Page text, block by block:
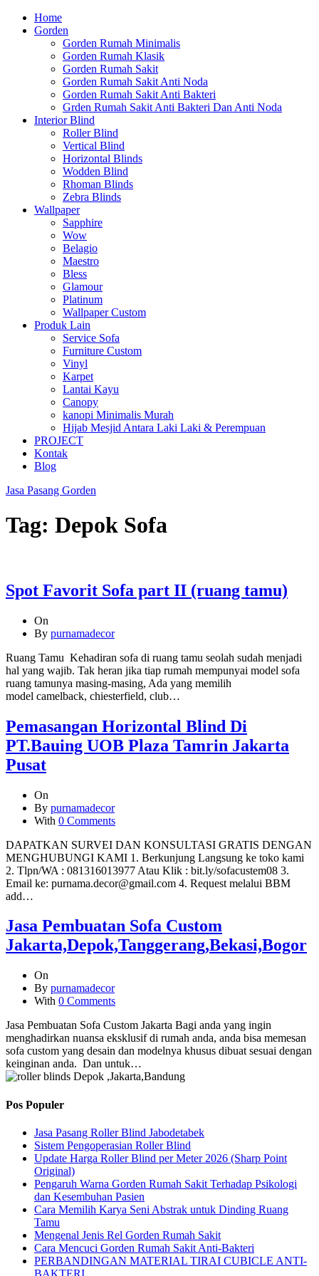
Home
Gorden
Gorden Rumah Minimalis
Gorden Rumah Klasik
Gorden Rumah Sakit
Gorden Rumah Sakit Anti Noda
Gorden Rumah Sakit Anti Bakteri
Grden Rumah Sakit Anti Bakteri Dan Anti Noda
Interior Blind
Roller Blind
Vertical Blind
Horizontal Blinds
Wodden Blind
Rhoman Blinds
Zebra Blinds
Wallpaper
Sapphire
Wow
Belagio
Maestro
Bless
Glamour
Platinum
Wallpaper Custom
Produk Lain
Service Sofa
Furniture Custom
Vinyl
Karpet
Lantai Kayu
Canopy
kanopi Minimalis Murah
Hijab Mesjid Antara Laki Laki & Perempuan
PROJECT
Kontak
Blog
Jasa Pasang Gorden
Tag: Depok Sofa
Spot Favorit Sofa part II (ruang tamu)
On
By purnamadecor
Ruang Tamu Kehadiran sofa di ruang tamu seolah sudah menjadi
hal yang wajib. Tak heran jika tiap rumah mempunyai model sofa
ruang tamunya masing-masing, Ada yang memilih
model camelback, chiesterfield, club…
Pemasangan Horizontal Blind Di
PT.Bauing UOB Plaza Tamrin Jakarta
Pusat
On
By purnamadecor
With 0 Comments
DAPATKAN SURVEI DAN KONSULTASI GRATIS DENGAN
MENGHUBUNGI KAMI 1. Berkunjung Langsung ke toko kami
2. Tlpn/WA : 081316013977 Atau Klik : bit.ly/sofacustem08 3.
Email ke: purnama.decor@gmail.com 4. Request melalui BBM
add…
Jasa Pembuatan Sofa Custom
Jakarta,Depok,Tanggerang,Bekasi,Bogor
On
By purnamadecor
With 0 Comments
Jasa Pembuatan Sofa Custom Jakarta Bagi anda yang ingin
menghadirkan nuansa eksklusif di rumah anda, anda bisa memesan
sofa custom yang desain dan modelnya khusus dibuat sesuai dengan
keinginan anda. Dan untuk…
Pos Populer
Jasa Pasang Roller Blind Jabodetabek
Sistem Pengoperasian Roller Blind
Update Harga Roller Blind per Meter 2026 (Sharp Point
Original)
Pengaruh Warna Gorden Rumah Sakit Terhadap Psikologi
dan Kesembuhan Pasien
Cara Memilih Karya Seni Abstrak untuk Dinding Ruang
Tamu
Mengenal Jenis Rel Gorden Rumah Sakit
Cara Mencuci Gorden Rumah Sakit Anti-Bakteri
PERBANDINGAN MATERIAL TIRAI CUBICLE ANTI-
BAKTERI